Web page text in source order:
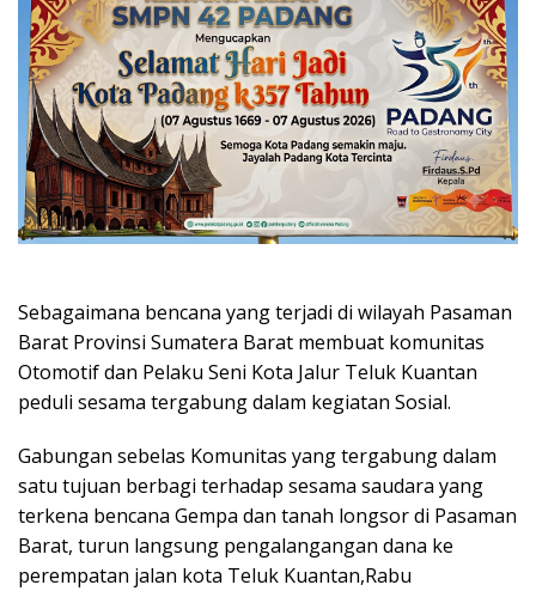
Sebagaimana bencana yang terjadi di wilayah Pasaman
Barat Provinsi Sumatera Barat membuat komunitas
Otomotif dan Pelaku Seni Kota Jalur Teluk Kuantan
peduli sesama tergabung dalam kegiatan Sosial.
Gabungan sebelas Komunitas yang tergabung dalam
satu tujuan berbagi terhadap sesama saudara yang
terkena bencana Gempa dan tanah longsor di Pasaman
Barat, turun langsung pengalangangan dana ke
perempatan jalan kota Teluk Kuantan,Rabu